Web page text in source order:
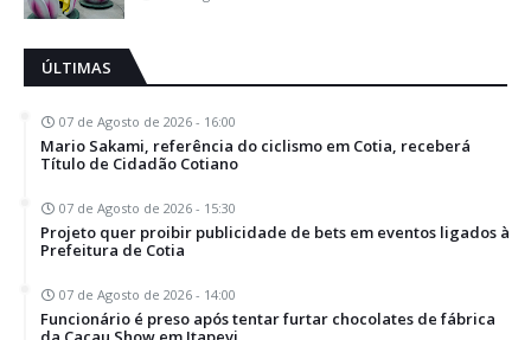
ÚLTIMAS
07 de Agosto de 2026 - 16:00
Mario Sakami, referência do ciclismo em Cotia, receberá
Título de Cidadão Cotiano
07 de Agosto de 2026 - 15:30
Projeto quer proibir publicidade de bets em eventos ligados à
Prefeitura de Cotia
07 de Agosto de 2026 - 14:00
Funcionário é preso após tentar furtar chocolates de fábrica